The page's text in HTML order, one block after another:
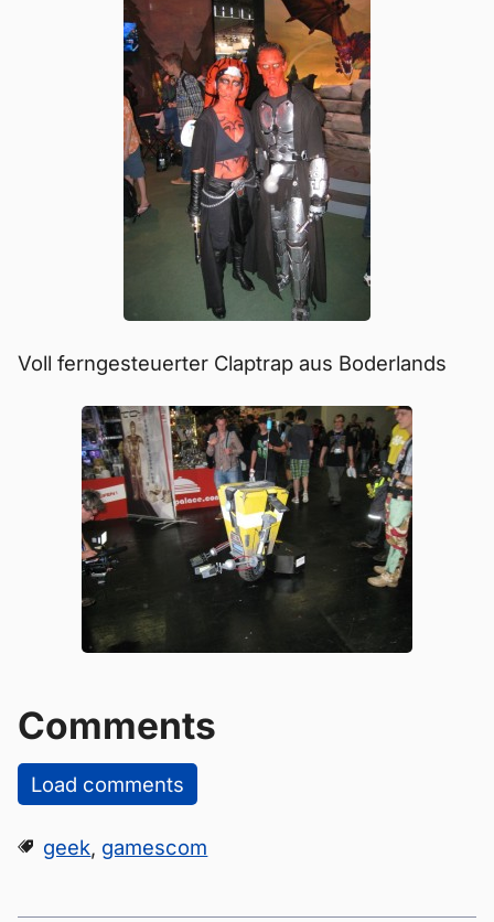
Voll ferngesteuerter Claptrap aus Boderlands
Comments
Load comments
geek, gamescom